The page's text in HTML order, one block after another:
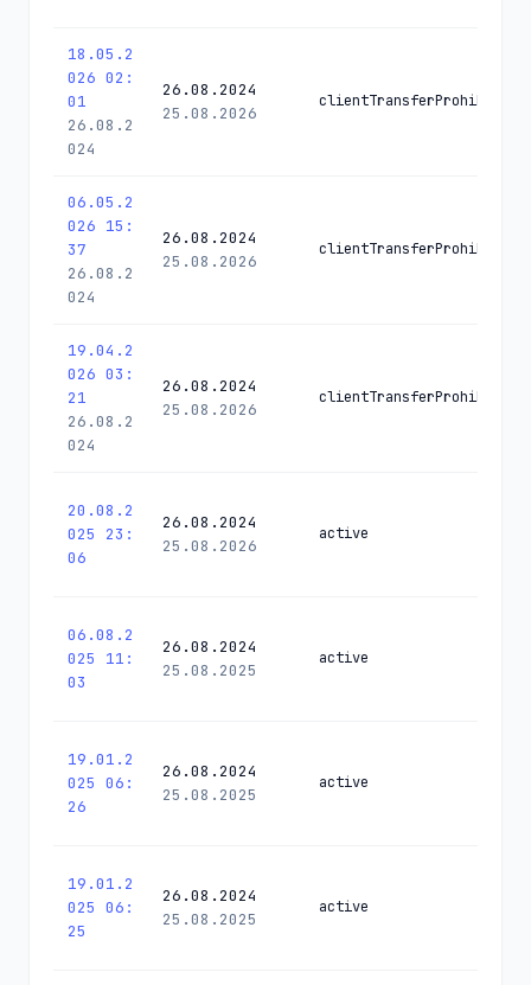
18.05.2
026 02:
01
26.08.2
024
26.08.2024
25.08.2026
06.05.2
026 15:
37
26.08.2
024
26.08.2024
25.08.2026
19.04.2
026 03:
21
26.08.2
024
26.08.2024
25.08.2026
20.08.2
025 23:
06
26.08.2024
25.08.2026
active
06.08.2
025 11:
03
26.08.2024
25.08.2025
active
19.01.2
025 06:
26
26.08.2024
25.08.2025
active
19.01.2
025 06:
25
26.08.2024
25.08.2025
active